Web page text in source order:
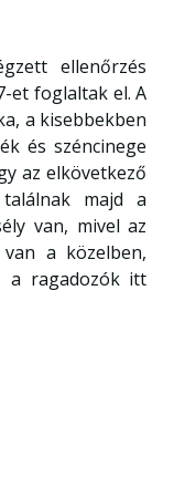
ellenőrzés
et foglaltak el. A
a kisebbekben
és széncinege
az elkövetkező
majd a
van, mivel az
a közelben,
a ragadozók itt